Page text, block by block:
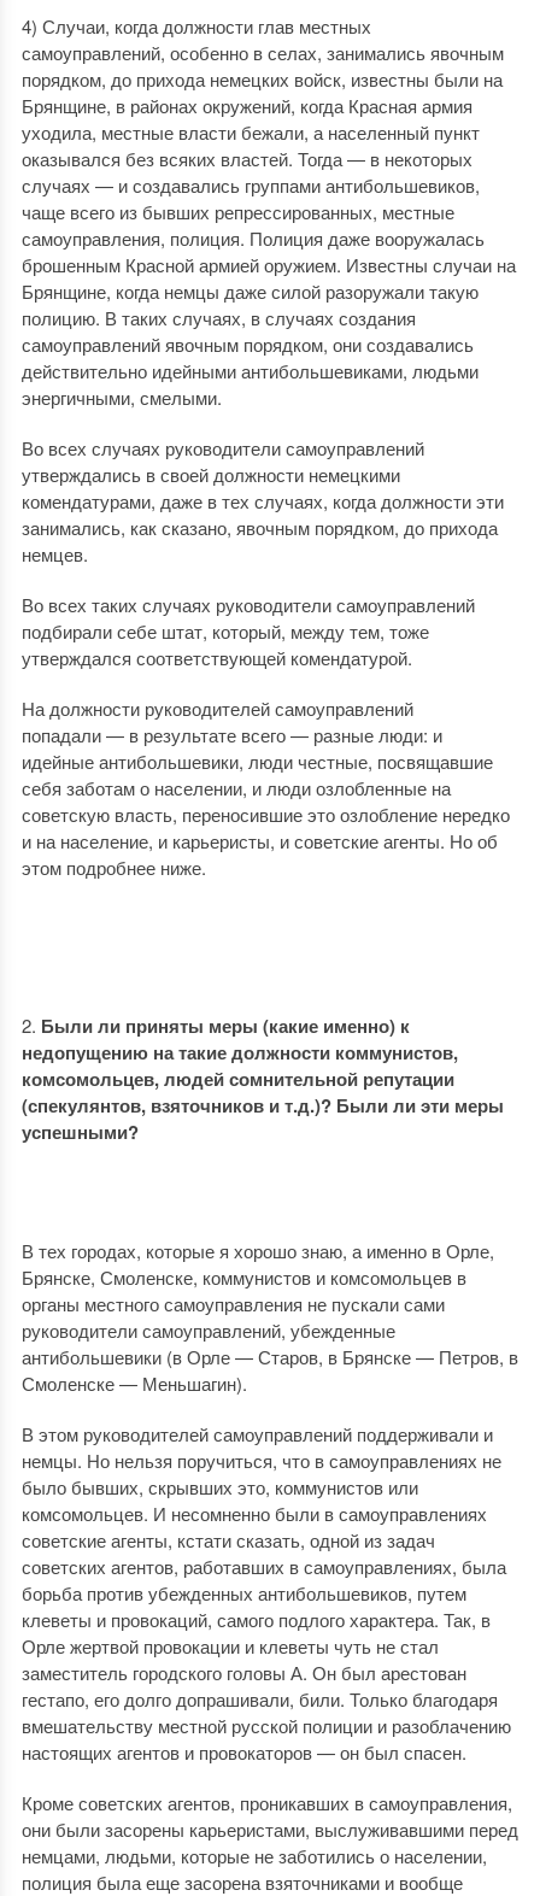
4) Случаи, когда должности глав местных
самоуправлений, особенно в селах, занимались явочным
порядком, до прихода немецких войск, известны были на
Брянщине, в районах окружений, когда Красная армия
уходила, местные власти бежали, а населенный пункт
оказывался без всяких властей. Тогда — в некоторых
случаях — и создавались группами антибольшевиков,
чаще всего из бывших репрессированных, местные
самоуправления, полиция. Полиция даже вооружалась
брошенным Красной армией оружием. Известны случаи на
Брянщине, когда немцы даже силой разоружали такую
полицию. В таких случаях, в случаях создания
самоуправлений явочным порядком, они создавались
действительно идейными антибольшевиками, людьми
энергичными, смелыми.
Во всех случаях руководители самоуправлений
утверждались в своей должности немецкими
комендатурами, даже в тех случаях, когда должности эти
занимались, как сказано, явочным порядком, до прихода
немцев.
Во всех таких случаях руководители самоуправлений
подбирали себе штат, который, между тем, тоже
утверждался соответствующей комендатурой.
На должности руководителей самоуправлений
попадали — в результате всего — разные люди: и
идейные антибольшевики, люди честные, посвящавшие
себя заботам о населении, и люди озлобленные на
советскую власть, переносившие это озлобление нередко
и на население, и карьеристы, и советские агенты. Но об
этом подробнее ниже.
Были ли приняты меры (какие именно) к
недопущению на такие должности коммунистов,
комсомольцев, людей сомнительной репутации
(спекулянтов, взяточников и т.д.)? Были ли эти меры
успешными?
В тех городах, которые я хорошо знаю, а именно в Орле,
Брянске, Смоленске, коммунистов и комсомольцев в
органы местного самоуправления не пускали сами
руководители самоуправлений, убежденные
антибольшевики (в Орле — Старов, в Брянске — Петров, в
Смоленске — Меньшагин).
В этом руководителей самоуправлений поддерживали и
немцы. Но нельзя поручиться, что в самоуправлениях не
было бывших, скрывших это, коммунистов или
комсомольцев. И несомненно были в самоуправлениях
советские агенты, кстати сказать, одной из задач
советских агентов, работавших в самоуправлениях, была
борьба против убежденных антибольшевиков, путем
клеветы и провокаций, самого подлого характера. Так, в
Орле жертвой провокации и клеветы чуть не стал
заместитель городского головы А. Он был арестован
гестапо, его долго допрашивали, били. Только благодаря
вмешательству местной русской полиции и разоблачению
настоящих агентов и провокаторов — он был спасен.
Кроме советских агентов, проникавших в самоуправления,
они были засорены карьеристами, выслуживавшими перед
немцами, людьми, которые не заботились о населении,
полиция была еще засорена взяточниками и вообще